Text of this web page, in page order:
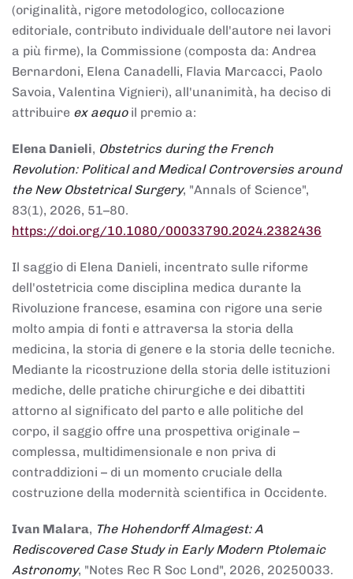
(originalità, rigore metodologico, collocazione
editoriale, contributo individuale dell'autore nei lavori
a più firme), la Commissione (composta da: Andrea
Bernardoni, Elena Canadelli, Flavia Marcacci, Paolo
Savoia, Valentina Vignieri), all'unanimità, ha deciso di
attribuire ex aequoil premio a:
Elena Danieli, Obstetrics during the French
Revolution: Political and Medical Controversies around
the New Obstetrical Surgery, "Annals of Science",
83(1), 2026, 51–80.
https://doi.org/10.1080/00033790.2024.2382436
Il saggio di Elena Danieli, incentrato sulle riforme
dell'ostetricia come disciplina medica durante la
Rivoluzione francese, esamina con rigore una serie
molto ampia di fonti e attraversa la storia della
medicina, la storia di genere e la storia delle tecniche.
Mediante la ricostruzione della storia delle istituzioni
mediche, delle pratiche chirurgiche e dei dibattiti
attorno al significato del parto e alle politiche del
corpo, il saggio offre una prospettiva originale –
complessa, multidimensionale e non priva di
contraddizioni – di un momento cruciale della
costruzione della modernità scientifica in Occidente.
Ivan Malara, The Hohendorff Almagest: A
Rediscovered Case Study in Early Modern Ptolemaic
Astronomy, "Notes Rec R Soc Lond", 2026, 20250033.